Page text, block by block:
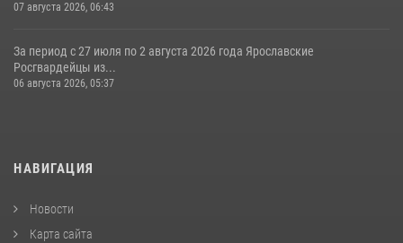
07 августа 2026, 06:43
За период с 27 июля по 2 августа 2026 года Ярославские
Росгвардейцы из...
06 августа 2026, 05:37
НАВИГАЦИЯ
Новости
Карта сайта